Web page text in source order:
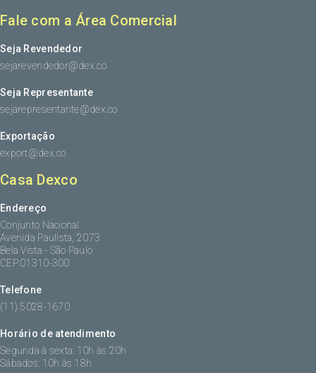
Fale com a Área Comercial
Seja Revendedor
sejarevendedor@dex.co
Seja Representante
sejarepresentante@dex.co
Exportação
export@dex.co
Casa Dexco
Endereço
Conjunto Nacional
Avenida Paulista, 2073
Bela Vista - São Paulo
CEP:01310-300
Telefone
(11) 5028-1670
Horário de atendimento
Segunda à sexta: 10h às 20h
Sábados: 10h às 18h